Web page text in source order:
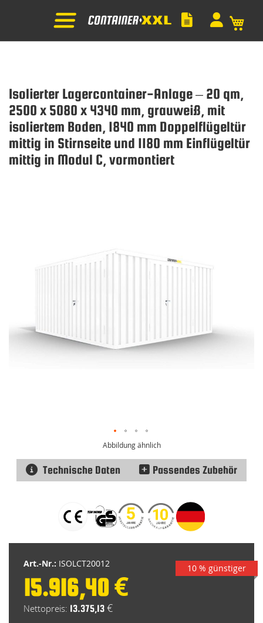
Isolierter Lagercontainer-Anlage – 20 qm,
2500 x 5080 x 4340 mm, grauweiß, mit
isoliertem Boden, 1840 mm Doppelflügeltür
mittig in Stirnseite und 1180 mm Einflügeltür
mittig in Modul C, vormontiert
Art.-Nr.: ISOLCT20012
Special
Price
15.916,40 €
13.375,13 €
10 % günstiger
Abbildung ähnlich
Technische Daten Passendes Zubehör
springen